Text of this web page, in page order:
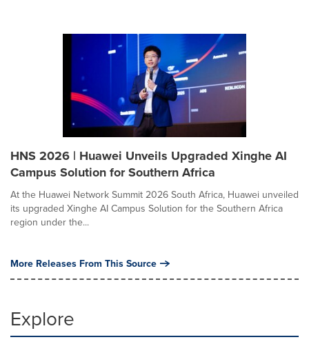
HNS 2026 | Huawei Unveils Upgraded Xinghe AI
Campus Solution for Southern Africa
At the Huawei Network Summit 2026 South Africa, Huawei unveiled
its upgraded Xinghe AI Campus Solution for the Southern Africa
region under the...
More Releases From This Source
Explore